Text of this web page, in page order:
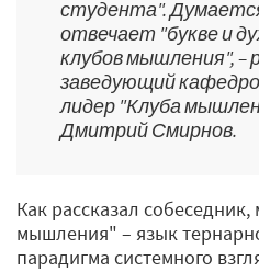
студента".
отвечает "букве и
клубов мышления", –
заведующий
лидер "Клуба
Дмитрий Смирнов.
Как рассказал
мышления" – язык
парадигма системного